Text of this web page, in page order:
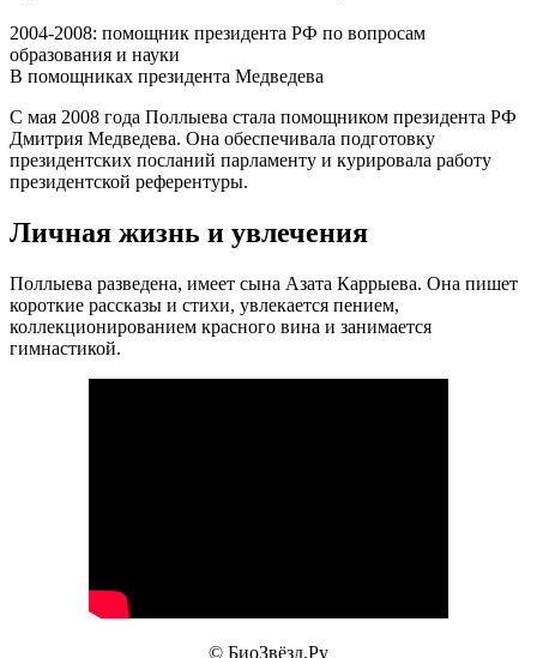
2004-2008: помощник президента РФ по вопросам
образования и науки
В помощниках президента Медведева
С мая 2008 года Поллыева стала помощником президента РФ
Дмитрия Медведева. Она обеспечивала подготовку
президентских посланий парламенту и курировала работу
президентской референтуры.
Личная жизнь и увлечения
Поллыева разведена, имеет сына Азата Каррыева. Она пишет
короткие рассказы и стихи, увлекается пением,
коллекционированием красного вина и занимается
гимнастикой.
© БиоЗвёзд.Ру